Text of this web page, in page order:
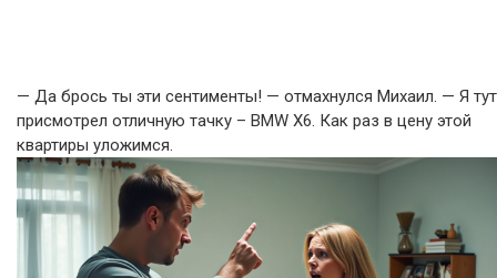
— Да брось ты эти сентименты! — отмахнулся Михаил. — Я тут
присмотрел отличную тачку – BMW X6. Как раз в цену этой
квартиры уложимся.